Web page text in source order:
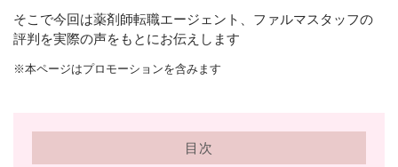
そこで今回は薬剤師転職エージェント、ファルマスタッフの
評判を実際の声をもとにお伝えします
※本ページはプロモーションを含みます
目次